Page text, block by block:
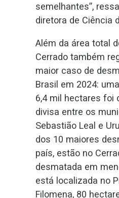
semelhantes”,
diretora de Ciência
Além da área total
Cerrado também
maior caso de
Brasil em 2024:
6,4 mil hectares foi
divisa entre os
Sebastião Leal e
dos 10 maiores
país, estão no
desmatada em
está localizada no
Filomena, 80